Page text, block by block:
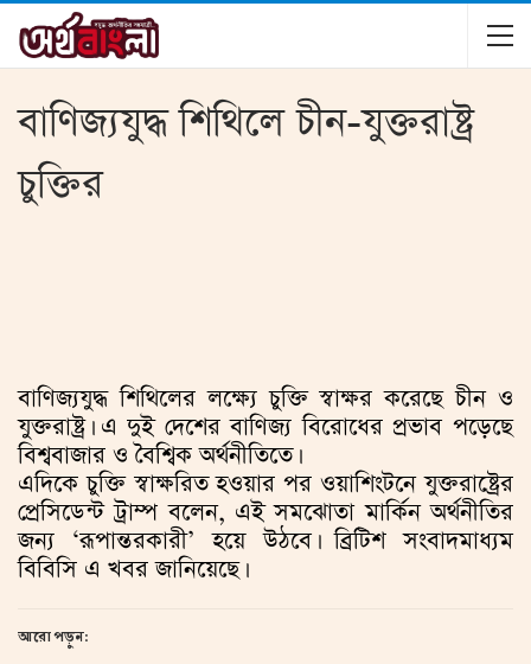
বাণিজ্যযুদ্ধ শিথিলে চীন-যুক্তরাষ্ট্র
চুক্তির
বাণিজ্যযুদ্ধ শিথিলের লক্ষ্যে চুক্তি স্বাক্ষর করেছে চীন ও
যুক্তরাষ্ট্র। এ দুই দেশের বাণিজ্য বিরোধের প্রভাব পড়েছে
বিশ্ববাজার ও বৈশ্বিক অর্থনীতিতে।
এদিকে চুক্তি স্বাক্ষরিত হওয়ার পর ওয়াশিংটনে যুক্তরাষ্ট্রের
প্রেসিডেন্ট ট্রাম্প বলেন, এই সমঝোতা মার্কিন অর্থনীতির
জন্য ‘রূপান্তরকারী’ হয়ে উঠবে। ব্রিটিশ সংবাদমাধ্যম
বিবিসি এ খবর জানিয়েছে।
আরো পড়ুন: